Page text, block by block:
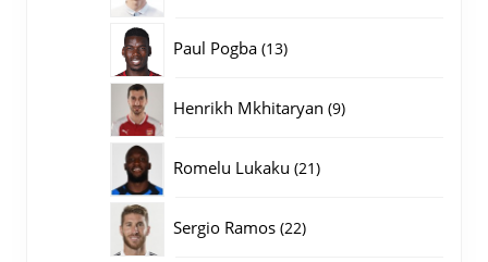
Paul Pogba 1313
Henrikh Mkhitaryan 99
Romelu Lukaku 2121
Sergio Ramos 2222